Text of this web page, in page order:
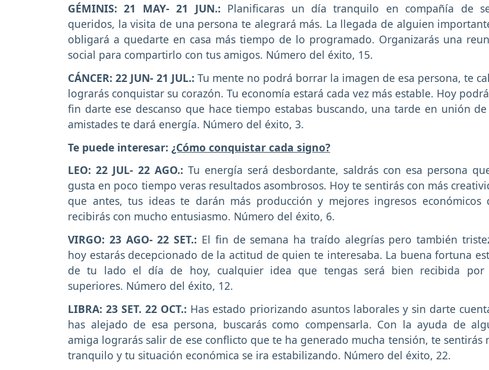
GÉMINIS: 21 MAY- 21 JUN.: Planificaras un día tranquilo en compañía de
queridos, la visita de una persona te alegrará más. La llegada de alguien
obligará a quedarte en casa más tiempo de lo programado. Organizarás una
social para compartirlo con tus amigos. Número del éxito, 15.
CÁNCER: 22 JUN- 21 JUL.: Tu mente no podrá borrar la imagen de esa persona, te
lograrás conquistar su corazón. Tu economía estará cada vez más estable. Hoy
fin darte ese descanso que hace tiempo estabas buscando, una tarde en unión
amistades te dará energía. Número del éxito, 3.
Te puede interesar: ¿Cómo conquistar cada signo?
LEO: 22 JUL- 22 AGO.: Tu energía será desbordante, saldrás con esa persona
gusta en poco tiempo veras resultados asombrosos. Hoy te sentirás con más
que antes, tus ideas te darán más producción y mejores ingresos económicos
recibirás con mucho entusiasmo. Número del éxito, 6.
VIRGO: 23 AGO- 22 SET.: El fin de semana ha traído alegrías pero también
hoy estarás decepcionado de la actitud de quien te interesaba. La buena fortuna
de tu lado el día de hoy, cualquier idea que tengas será bien recibida por
superiores. Número del éxito, 12.
LIBRA: 23 SET. 22 OCT.: Has estado priorizando asuntos laborales y sin darte
has alejado de esa persona, buscarás como compensarla. Con la ayuda de
amiga lograrás salir de ese conflicto que te ha generado mucha tensión, te sentirás
tranquilo y tu situación económica se ira estabilizando. Número del éxito, 22.